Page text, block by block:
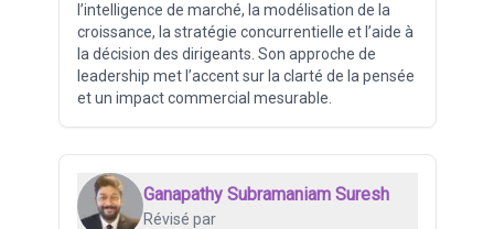
l’intelligence de marché, la modélisation de la
croissance, la stratégie concurrentielle et l’aide à
la décision des dirigeants. Son approche de
leadership met l’accent sur la clarté de la pensée
et un impact commercial mesurable.
Ganapathy Subramaniam Suresh
Révisé par